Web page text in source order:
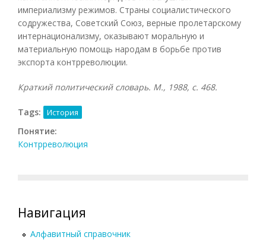
империализму режимов. Страны социалистического
содружества, Советский Союз, верные пролетарскому
интернационализму, оказывают моральную и
материальную помощь народам в борьбе против
экспорта контрреволюции.
Краткий политический словарь. М., 1988, с. 468.
Tags: История
Понятие:
Контрреволюция
Навигация
Алфавитный справочник